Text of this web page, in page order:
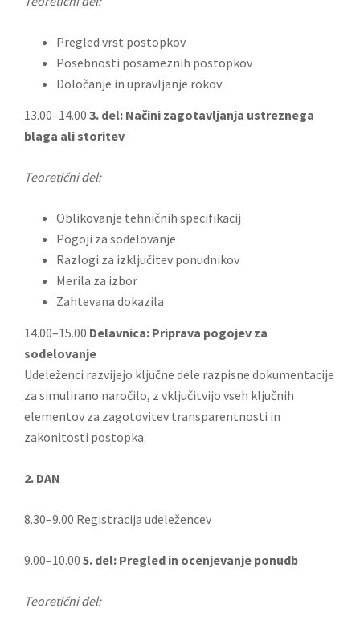
Pregled vrst postopkov
Posebnosti posameznih postopkov
Določanje in upravljanje rokov
13.00–14.00 3. del: Načini zagotavljanja ustreznega
blaga ali storitev
Teoretični del:
Oblikovanje tehničnih specifikacij
Pogoji za sodelovanje
Razlogi za izključitev ponudnikov
Merila za izbor
Zahtevana dokazila
14.00–15.00 Delavnica: Priprava pogojev za
sodelovanje
Udeleženci razvijejo ključne dele razpisne dokumentacije
za simulirano naročilo, z vključitvijo vseh ključnih
elementov za zagotovitev transparentnosti in
zakonitosti postopka.
2. DAN
8.30–9.00 Registracija udeležencev
9.00–10.00 5. del: Pregled in ocenjevanje ponudb
Teoretični del: